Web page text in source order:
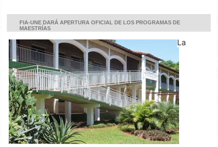
FIA-UNE DARÁ APERTURA OFICIAL DE LOS PROGRAMAS DE
MAESTRÍAS
La